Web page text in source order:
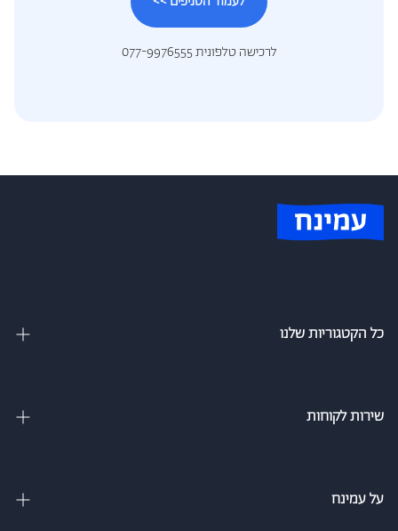
לרכישה טלפונית 077-9976555
כל הקטגוריות שלנו
מיטה וחצי
שירות לקוחות
מדיניות משלוחים
על עמינח